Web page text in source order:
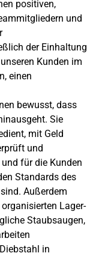
positiven,
und
der Einhaltung
Kunden im
einen
bewusst, dass
Sie
mit Geld
und
für die Kunden
Standards des
Außerdem
Lager-
Staubsaugen,
in